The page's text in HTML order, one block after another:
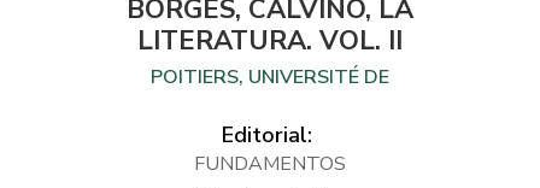
BORGES, CALVINO, LA
LITERATURA. VOL. II
POITIERS, UNIVERSITÉ DE
Editorial:
FUNDAMENTOS